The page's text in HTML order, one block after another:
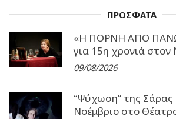
ΠΡΟΣΦΑΤΑ
«Η ΠΟΡΝΗ ΑΠΟ
για 15η χρονιά
09/08/2026
“Ψύχωση” της Σάρας
Νοέμβριο στο